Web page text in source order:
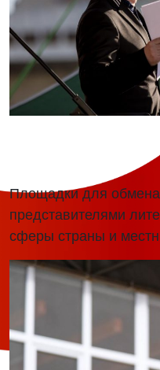
Площадки для
представителями
сферы страны и